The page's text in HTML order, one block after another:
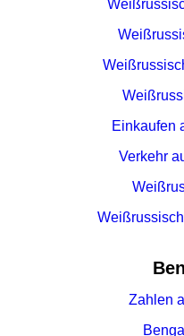
Einkaufen
Verkehr
Zahlen